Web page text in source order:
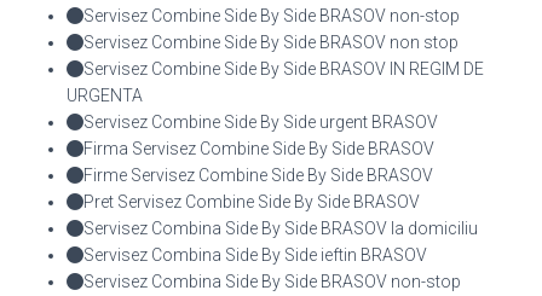
Servisez Combine Side By Side BRASOV non-stop
Servisez Combine Side By Side BRASOV non stop
Servisez Combine Side By Side BRASOV IN REGIM DE
URGENTA
Servisez Combine Side By Side urgent BRASOV
Firma Servisez Combine Side By Side BRASOV
Firme Servisez Combine Side By Side BRASOV
Pret Servisez Combine Side By Side BRASOV
Servisez Combina Side By Side BRASOV la domiciliu
Servisez Combina Side By Side ieftin BRASOV
Servisez Combina Side By Side BRASOV non-stop